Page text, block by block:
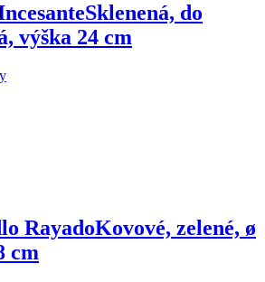
Sklenená, do
výška 24 cm
RayadoKovové, zelené, ø
cm